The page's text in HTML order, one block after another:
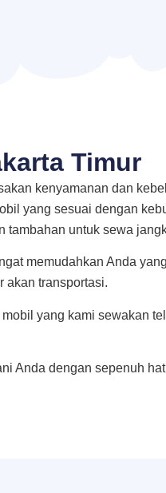
Timur
kenyamanan dan
yang sesuai dengan
tambahan untuk sewa
memudahkan Anda
akan transportasi.
yang kami sewakan
Anda dengan sepenuh